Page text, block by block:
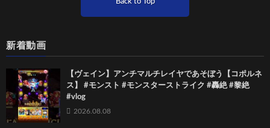
Back to Top
新着動画
【ヴェイン】アンチマルチレイヤであそぼう【コポルネ
ス】 #モンスト #モンスターストライク #轟絶 #黎絶
#vlog
2026.08.08